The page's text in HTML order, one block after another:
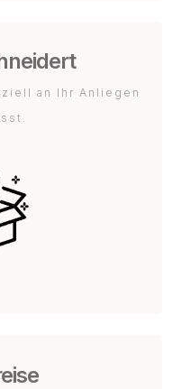
an Ihr Anliegen